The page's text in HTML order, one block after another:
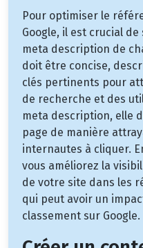
Pour optimiser le
Google, il est crucial
meta description de
doit être concise,
clés pertinents pour
de recherche et des
meta description, elle
page de manière
internautes à cliquer.
vous améliorez la
de votre site dans les
qui peut avoir un
classement sur Google.